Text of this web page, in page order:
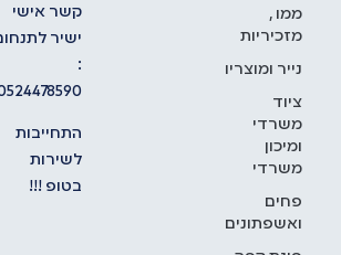
ממו ,
מזכיריות
נייר ומוצריו
ציוד
משרדי
ומיכון
משרדי
פחים
ואשפתונים
קשר אישי
ישיר
:
התחייבות
לשירות
בטופ !!!